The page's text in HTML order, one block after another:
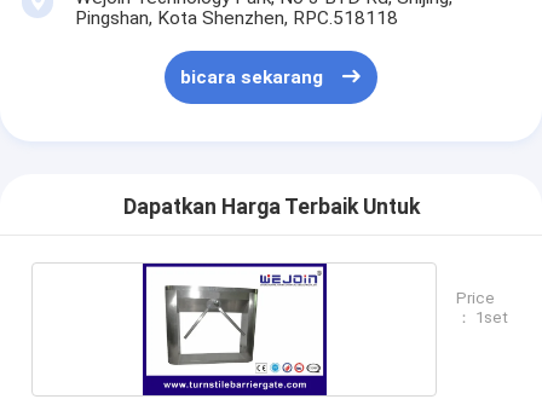
Pingshan, Kota Shenzhen, RPC.518118
bicara sekarang
Dapatkan Harga Terbaik Untuk
Price
： 1set